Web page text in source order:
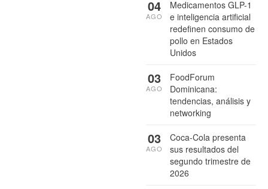
Medicamentos GLP-1
e inteligencia artificial
redefinen consumo de
pollo en Estados
Unidos
04
AGO
FoodForum
Dominicana:
tendencias, análisis y
networking
03
AGO
Coca-Cola presenta
sus resultados del
segundo trimestre de
2026
03
AGO